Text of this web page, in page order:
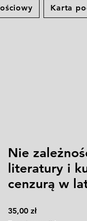
Karta
Nie
literatury i
cenzurą w
35,00 złCena